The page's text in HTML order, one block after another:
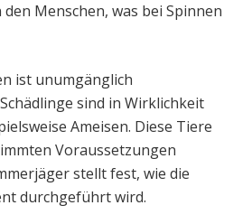
den Menschen, was bei Spinnen
ist unumgänglich
sind in Wirklichkeit
Ameisen. Diese Tiere
Voraussetzungen
stellt fest, wie die
durchgeführt wird.